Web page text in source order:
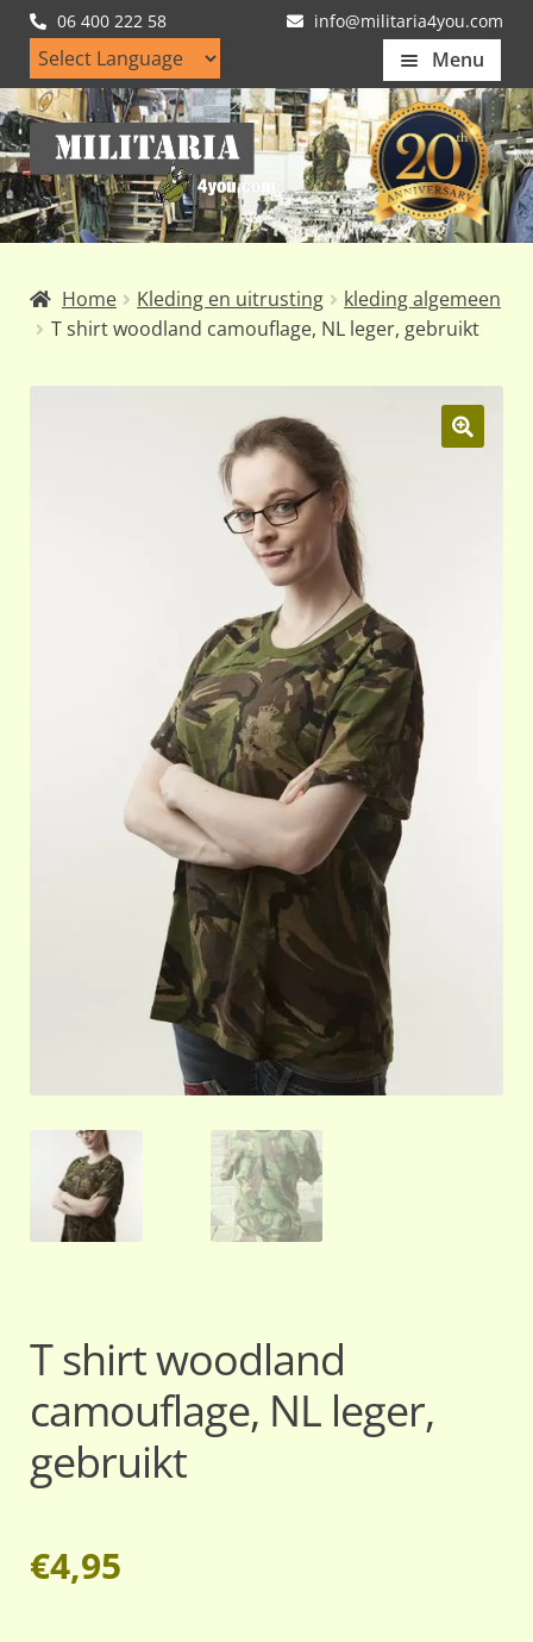
06 400 222 58 info@militaria4you.com
Menu
Home
Artikelen
Nieuws
Klantfotos
Ga
door
naar
navigatie
Ga
naar
de
inhoud
Home Kleding en uitrusting
kleding algemeen
T shirt woodland camouflage, NL leger, gebruikt
T shirt woodland
camouflage, NL leger,
gebruikt
€4,95